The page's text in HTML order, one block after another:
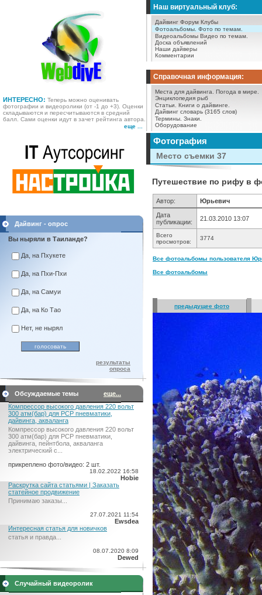
ИНТЕРЕСНО: Теперь можно оценивать
фотографии и видеоролики (от -1 до +3). Оценки
складываются и пересчитываются в средний
балл. Сами оценки идут в зачет рейтинга автора.
еще ...
Наш виртуальный клуб:
Дайвинг Форум Клубы
Фотоальбомы. Фото по темам.
Видеоальбомы Видео по темам.
Доска объявлений
Наши дайверы
Комментарии
Справочная информация:
Места для дайвинга.
Погода в мире.
Энциклопедия рыб
Статьи.
Книги о дайвинге.
Дайвинг словарь (3165 слов)
Термины. Знаки.
Оборудование
Дайвинг - опрос
Вы ныряли в Таиланде?
Да, на Пхукете
Да, на Пхи-Пхи
Да, на Самуи
Да, на Ко Тао
Нет, не нырял
результаты
опроса
Обсуждаемые темы
еще...
Компрессор высокого давления 220 вольт
300 атм(бар) для PCP пневматики,
дайвинга, акваланга
Компрессор высокого давления 220 вольт
300 атм(бар) для PCP пневматики,
дайвинга, пейнтбола, акваланга
электрический c...
прикреплено фото/видео: 2 шт.
18.02.2022 16:58
Hobie
Раскрутка сайта статьями | Заказать
статейное продвижение
Принимаю заказы...
27.07.2021 11:54
Ewsdea
Интересная статья для новичков
статья и правда...
08.07.2020 8:09
Dewed
Случайный видеоролик
Фотография
Место съемки 37
Путешествие по рифу в
Автор:
Юрьевич
Дата
публикации:
21.03.2010 13:07
Всего
просмотров:
3774
Все фотоальбомы пользователя
Все фотоальбомы
предыдущее фото